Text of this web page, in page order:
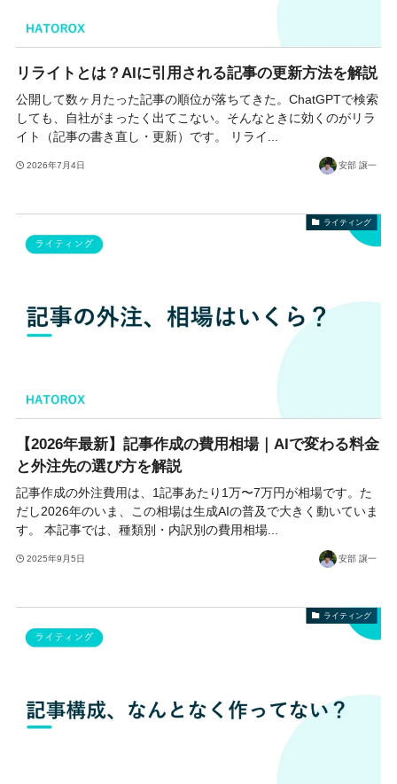
リライトとは？AIに引用される記事の更新方法を解説
公開して数ヶ月たった記事の順位が落ちてきた。ChatGPTで検索
しても、自社がまったく出てこない。そんなときに効くのがリラ
イト（記事の書き直し・更新）です。 リライ...
2026年7月4日 安部 譲一
ライティング
【2026年最新】記事作成の費用相場｜AIで変わる料金
と外注先の選び方を解説
記事作成の外注費用は、1記事あたり1万〜7万円が相場です。た
だし2026年のいま、この相場は生成AIの普及で大きく動いていま
す。 本記事では、種類別・内訳別の費用相場...
2025年9月5日 安部 譲一
ライティング